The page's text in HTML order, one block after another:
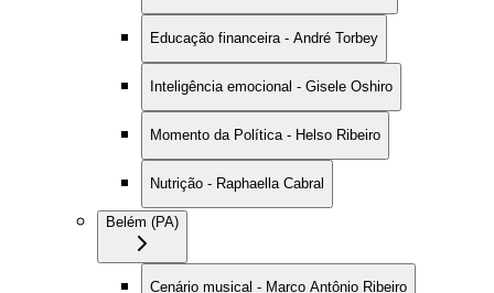
Educação financeira - André Torbey
Inteligência emocional - Gisele Oshiro
Momento da Política - Helso Ribeiro
Nutrição - Raphaella Cabral
Belém (PA)
Cenário musical - Marco Antônio Ribeiro